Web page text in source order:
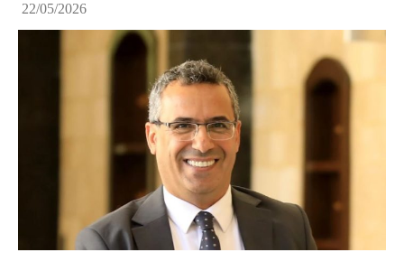
22/05/2026